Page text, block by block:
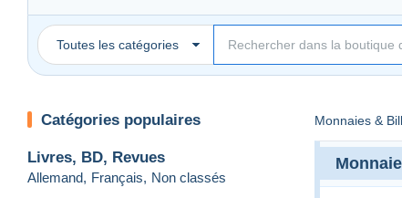
Toutes les catégories
Catégories populaires
Livres, BD, Revues
Allemand, Français, Non classés
Monnaies &